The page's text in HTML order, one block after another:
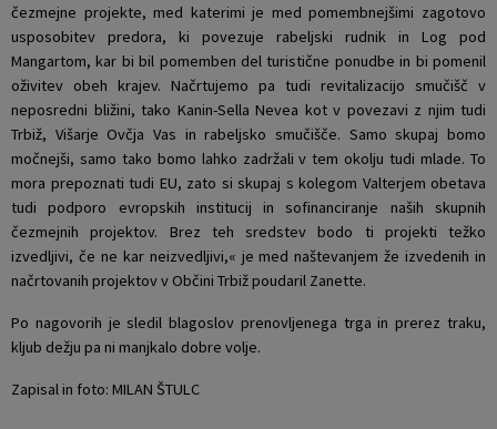
čezmejne projekte, med katerimi je med pomembnejšimi zagotovo
usposobitev predora, ki povezuje rabeljski rudnik in Log pod
Mangartom, kar bi bil pomemben del turistične ponudbe in bi pomenil
oživitev obeh krajev. Načrtujemo pa tudi revitalizacijo smučišč v
neposredni bližini, tako Kanin-Sella Nevea kot v povezavi z njim tudi
Trbiž, Višarje Ovčja Vas in rabeljsko smučišče. Samo skupaj bomo
močnejši, samo tako bomo lahko zadržali v tem okolju tudi mlade. To
mora prepoznati tudi EU, zato si skupaj s kolegom Valterjem obetava
tudi podporo evropskih institucij in sofinanciranje naših skupnih
čezmejnih projektov. Brez teh sredstev bodo ti projekti težko
izvedljivi, če ne kar neizvedljivi,« je med naštevanjem že izvedenih in
načrtovanih projektov v Občini Trbiž poudaril Zanette.
Po nagovorih je sledil blagoslov prenovljenega trga in prerez traku,
kljub dežju pa ni manjkalo dobre volje.
Zapisal in foto: MILAN ŠTULC